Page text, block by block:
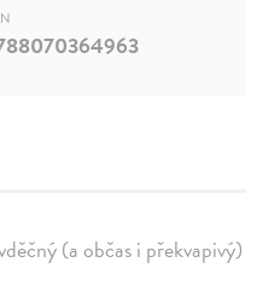
(a občas i překvapivý)